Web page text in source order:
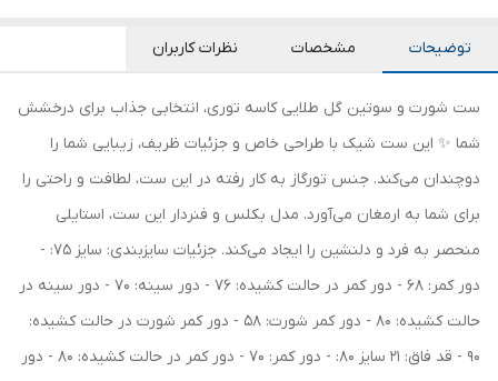
توضیحات مشخصات نظرات کاربران
ست شورت و سوتین گل طلایی کاسه توری، انتخابی جذاب برای درخشش
شما ✨ این ست شیک با طراحی خاص و جزئیات ظریف، زیبایی شما را
دوچندان می‌کند. جنس تورگاز به کار رفته در این ست، لطافت و راحتی را
برای شما به ارمغان می‌آورد. مدل بکلس و فنردار این ست، استایلی
منحصر به فرد و دلنشین را ایجاد می‌کند. جزئیات سایزبندی: سایز 75: -
دور کمر: 68 - دور کمر در حالت کشیده: 76 - دور سینه: 70 - دور سینه در
حالت کشیده: 80 - دور کمر شورت: 58 - دور کمر شورت در حالت کشیده:
90 - قد فاق: 21 سایز 80: - دور کمر: 70 - دور کمر در حالت کشیده: 80 - دور